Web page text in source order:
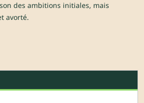
des ambitions initiales, mais
avorté.